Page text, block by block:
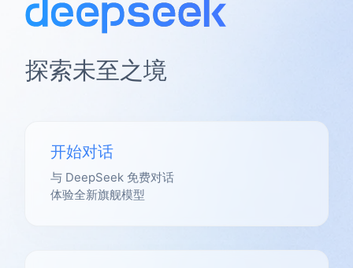
探索未至之境
开始对话
与 DeepSeek 免费对话
体验全新旗舰模型